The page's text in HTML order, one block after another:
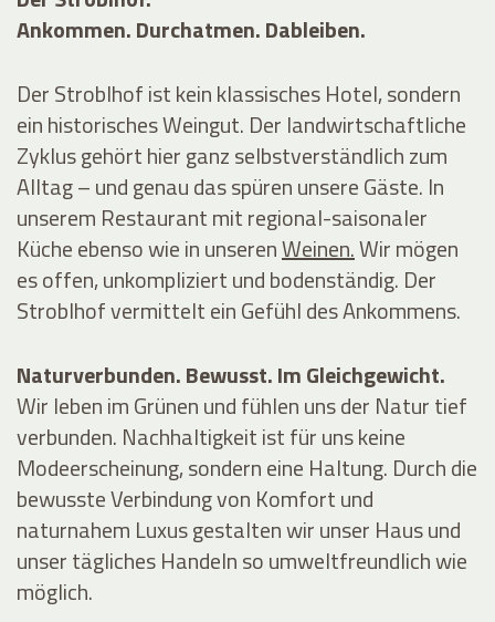
Ankommen. Durchatmen. Dableiben.
Der Stroblhof ist kein klassisches Hotel, sondern
ein historisches Weingut. Der landwirtschaftliche
Zyklus gehört hier ganz selbstverständlich zum
Alltag – und genau das spüren unsere Gäste. In
unserem Restaurantmit regional-saisonaler
Küche ebenso wie in unserenWeinen.Wir mögen
es offen, unkompliziert und bodenständig. Der
Stroblhof vermittelt ein Gefühl des Ankommens.
Naturverbunden. Bewusst. Im Gleichgewicht.
Wir leben im Grünen und fühlen uns der Natur tief
verbunden. Nachhaltigkeit ist für uns keine
Modeerscheinung, sondern eine Haltung. Durch die
bewusste Verbindung von Komfort und
naturnahem Luxus gestalten wir unser Haus und
unser tägliches Handeln so umweltfreundlich wie
möglich.